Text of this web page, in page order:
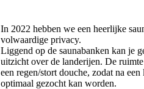
In 2022 hebben we een heerlijke
volwaardige privacy.
Liggend op de saunabanken kan je
uitzicht over de landerijen. De
een regen/stort douche, zodat na
optimaal gezocht kan worden.